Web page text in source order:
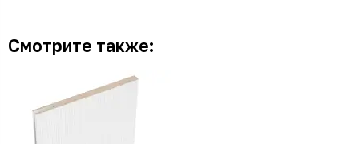
Смотрите также: